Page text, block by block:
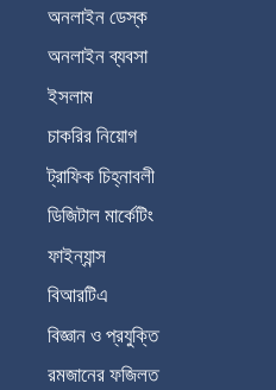
অনলাইন ডেস্ক
অনলাইন ব্যবসা
ইসলাম
চাকরির নিয়োগ
ট্রাফিক চিহ্নাবলী
ডিজিটাল মার্কেটিং
ফাইন্যান্স
বিআরটিএ
বিজ্ঞান ও প্রযুক্তি
রমজানের ফজিলত